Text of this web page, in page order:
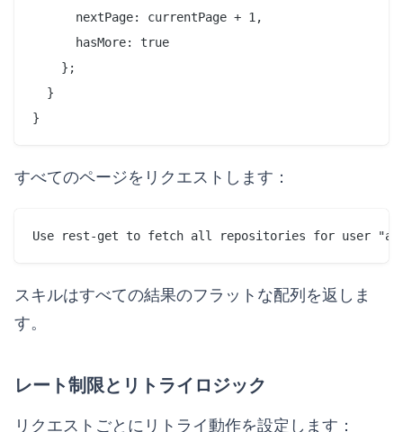
      nextPage: currentPage + 1,
      hasMore: true
    };
  }
すべてのページをリクエストします：
スキルはすべての結果のフラットな配列を返しま
す。
レート制限とリトライロジック
リクエストごとにリトライ動作を設定します：